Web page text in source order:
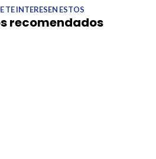
TE INTERESEN ESTOS
recomendados